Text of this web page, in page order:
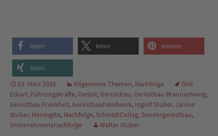
teilen teilen merken
teilen
23. März 2016 Allgemeine Themen, Nachfolge
Dirk
Eckart, Führungskräfte, Gerüst, Gerüstbau, Gerüstbau Braunschweig,
Gerüstbau Frankfurt, Gerüstbauhandwerk, Ingolf Stuber, Janine
Stuber, Meningitis, Nachfolge, SchmidtColleg, Sondergerüstbau,
Unternehmensnachfolge
Walter Stuber